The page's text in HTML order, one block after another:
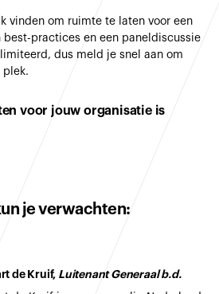
vinden om ruimte te laten voor een
practices en een paneldiscussie
dus meld je snel aan om
plek.
voor jouw organisatie is
je verwachten:
de Kruif, Luitenant Generaal b.d.